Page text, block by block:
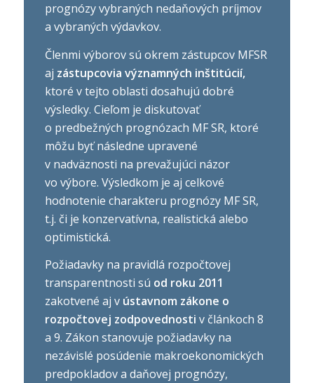
prognózy vybraných nedaňových príjmov
a vybraných výdavkov.
Členmi výborov sú okrem zástupcov MFSR
aj zástupcovia významných inštitúcií,
ktoré v tejto oblasti dosahujú dobré
výsledky. Cieľom je diskutovať
o predbežných prognózach MF SR, ktoré
môžu byť následne upravené
v nadväznosti na prevažujúci názor
vo výbore. Výsledkom je aj celkové
hodnotenie charakteru prognózy MF SR,
t.j. či je konzervatívna, realistická alebo
optimistická.
Požiadavky na pravidlá rozpočtovej
transparentnosti sú od roku 2011
zakotvené aj v ústavnom zákone o
rozpočtovej zodpovednosti v článkoch 8
a 9. Zákon stanovuje požiadavky na
nezávislé posúdenie makroekonomických
predpokladov a daňovej prognózy,